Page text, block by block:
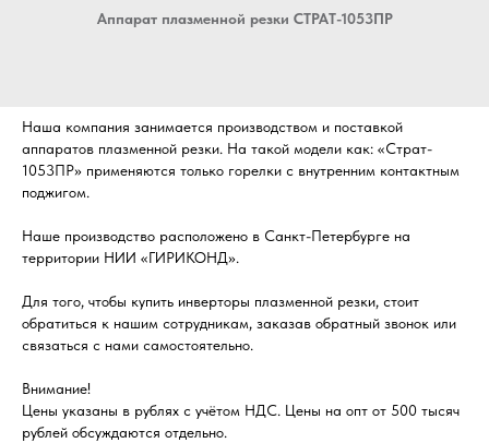
Аппарат плазменной резки СТРАТ-1053ПР
Наша компания занимается производством и поставкой
аппаратов плазменной резки. На такой модели как: «Страт-
1053ПР» применяются только горелки с внутренним контактным
поджигом.
Наше производство расположено в Санкт-Петербурге на
территории НИИ «ГИРИКОНД».
Для того, чтобы купить инверторы плазменной резки, стоит
обратиться к нашим сотрудникам, заказав обратный звонок или
связаться с нами самостоятельно.
Внимание!
Цены указаны в рублях с учётом НДС. Цены на опт от 500 тысяч
рублей обсуждаются отдельно.